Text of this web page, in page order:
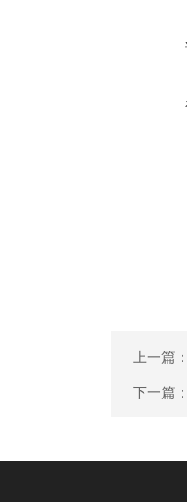
上一篇
下一篇